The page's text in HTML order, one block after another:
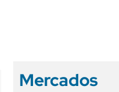
Mercados